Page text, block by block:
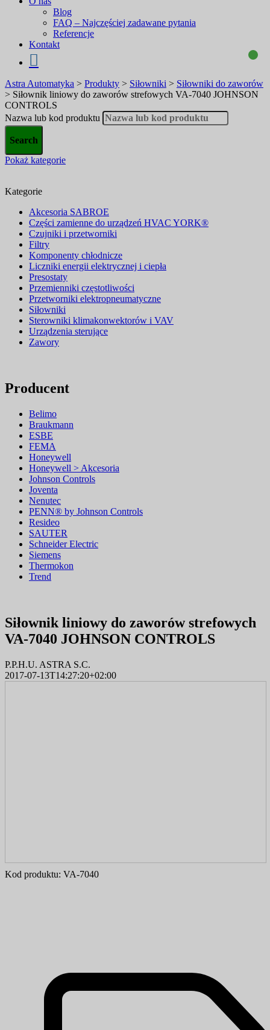
Blog
FAQ – Najczęściej zadawane pytania
Referencje
Kontakt
Astra Automatyka > Produkty > Siłowniki > Siłowniki do zaworów
> Siłownik liniowy do zaworów strefowych VA-7040 JOHNSON
CONTROLS
Nazwa lub kod produktu
Pokaż kategorie
Kategorie
Akcesoria SABROE
Części zamienne do urządzeń HVAC YORK®
Czujniki i przetworniki
Filtry
Komponenty chłodnicze
Liczniki energii elektrycznej i ciepła
Presostaty
Przemienniki częstotliwości
Przetworniki elektropneumatyczne
Siłowniki
Sterowniki klimakonwektorów i VAV
Urządzenia sterujące
Zawory
Producent
Belimo
Braukmann
ESBE
FEMA
Honeywell
Honeywell > Akcesoria
Johnson Controls
Joventa
Nenutec
PENN® by Johnson Controls
Resideo
SAUTER
Schneider Electric
Siemens
Thermokon
Trend
Siłownik liniowy do zaworów strefowych
VA-7040 JOHNSON CONTROLS
P.P.H.U. ASTRA S.C.
2017-07-13T14:27:20+02:00
Kod produktu: VA-7040